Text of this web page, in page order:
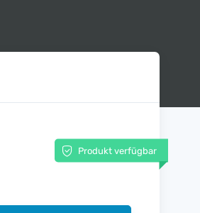
Produkt verfügbar